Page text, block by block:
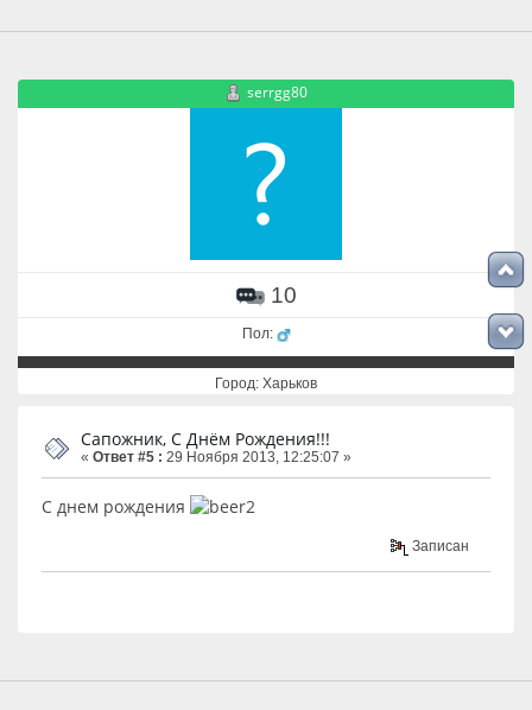
serrgg80
10
Пол:
Город: Харьков
Сапожник, С Днём Рождения!!!
« Ответ #5 : 29 Ноября 2013, 12:25:07 »
С днем рождения
Записан